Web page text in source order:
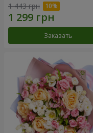
1 443 грн
Заказать